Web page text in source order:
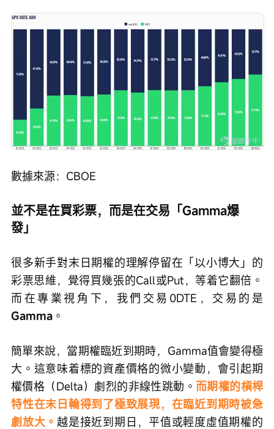
數據來源：CBOE
並不是在買彩票，而是在交易「Gamma爆
發」
很多新手對末日期權的理解停留在「以小博大」的
彩票思維，覺得買幾張的Call或Put，等着它翻倍。
而在專業視角下，我們交易0DTE，交易的是
Gamma 。
簡單來說，當期權臨近到期時，Gamma值會變得極
大。這意味着標的資產價格的微小變動，會引起期
權價格（Delta）劇烈的非線性跳動。 而期權的槓桿
特性在末日輪得到了極致展現，在臨近到期時被急
劇放大。越是接近到期日，平值或輕度虛值期權的